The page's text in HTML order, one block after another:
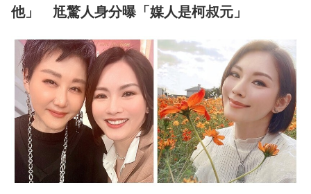
他」 尪驚人身分曝「媒人是柯叔元」